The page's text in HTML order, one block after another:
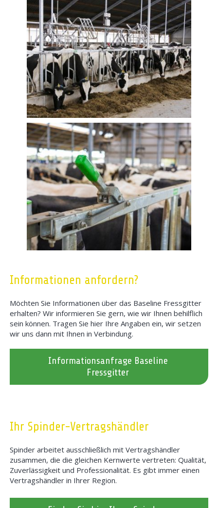
Informationen anfordern?
Möchten Sie Informationen über das Baseline Fressgitter
erhalten? Wir informieren Sie gern, wie wir Ihnen behilflich
sein können. Tragen Sie hier Ihre Angaben ein, wir setzen
wir uns dann mit Ihnen in Verbindung.
Informationsanfrage Baseline
Fressgitter
Ihr Spinder-Vertragshändler
Spinder arbeitet ausschließlich mit Vertragshändler
zusammen, die die gleichen Kernwerte vertreten: Qualität,
Zuverlässigkeit und Professionalität. Es gibt immer einen
Vertragshändler in Ihrer Region.